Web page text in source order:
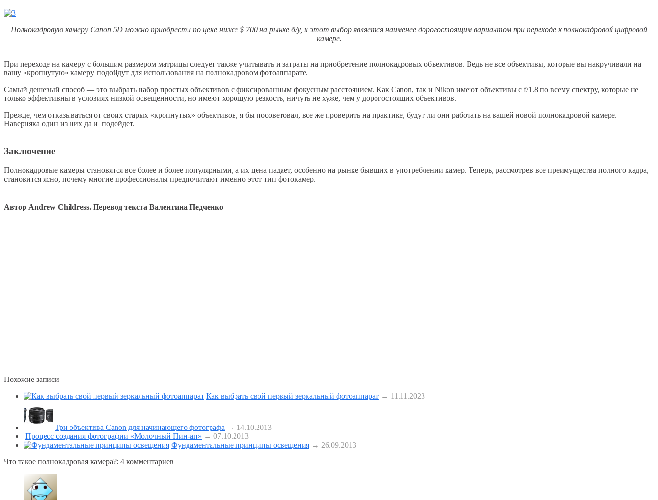
Полнокадровую камеру Canon 5D можно приобрести по цене ниже $ 700 на рынке б/у, и этот выбор является наименее дорогостоящим вариантом при переходе к полнокадровой цифровой
камере.
При переходе на камеру с большим размером матрицы следует также учитывать и затраты на приобретение полнокадровых объективов. Ведь не все объективы, которые вы накручивали на
вашу «кропнутую» камеру, подойдут для использования на полнокадровом фотоаппарате.
Самый дешевый способ — это выбрать набор простых объективов с фиксированным фокусным расстоянием. Как Canon, так и Nikon имеют объективы с f/1.8 по всему спектру, которые не
только эффективны в условиях низкой освещенности, но имеют хорошую резкость, ничуть не хуже, чем у дорогостоящих объективов.
Прежде, чем отказываться от своих старых «кропнутых» объективов, я бы посоветовал, все же проверить на практике, будут ли они работать на вашей новой полнокадровой камере.
Наверняка один из них да и подойдет.
Заключение
Полнокадровые камеры становятся все более и более популярными, а их цена падает, особенно на рынке бывших в употреблении камер. Теперь, рассмотрев все преимущества полного кадра,
становится ясно, почему многие профессионалы предпочитают именно этот тип фотокамер.
Автор Andrew Childress. Перевод текста Валентина Педченко
Похожие записи
Как выбрать свой первый зеркальный фотоаппарат → 11.11.2023
Три объектива Canon для начинающего фотографа → 14.10.2013
Процесс создания фотографии «Молочный Пин-ап» → 07.10.2013
Фундаментальные принципы освещения → 26.09.2013
Что такое полнокадровая камера?: 4 комментариев